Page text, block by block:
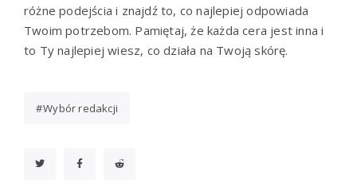
różne podejścia i znajdź to, co najlepiej odpowiada
Twoim potrzebom. Pamiętaj, że każda cera jest inna i
to Ty najlepiej wiesz, co działa na Twoją skórę.
Wybór redakcji